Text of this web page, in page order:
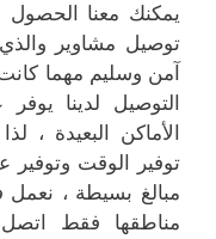
يمكنك معنا
توصيل مشاوير
آمن وسليم مهما
التوصيل لدينا
الأماكن البعيدة
توفير الوقت وتوفير
مبالغ بسيطة ،
مناطقها فقط